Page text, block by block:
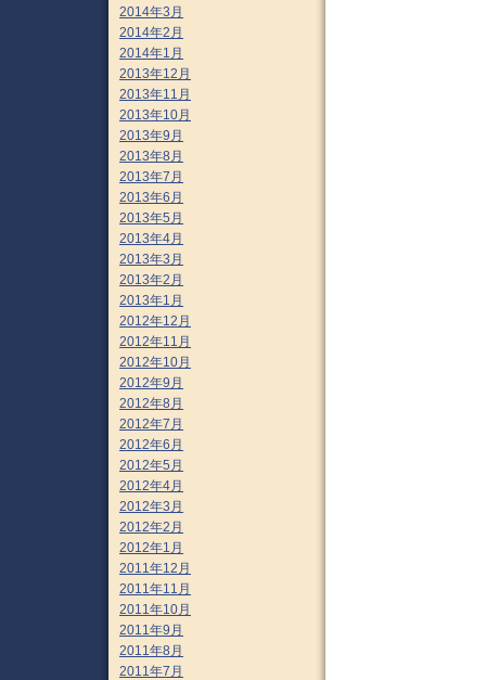
2014年3月
2014年2月
2014年1月
2013年12月
2013年11月
2013年10月
2013年9月
2013年8月
2013年7月
2013年6月
2013年5月
2013年4月
2013年3月
2013年2月
2013年1月
2012年12月
2012年11月
2012年10月
2012年9月
2012年8月
2012年7月
2012年6月
2012年5月
2012年4月
2012年3月
2012年2月
2012年1月
2011年12月
2011年11月
2011年10月
2011年9月
2011年8月
2011年7月